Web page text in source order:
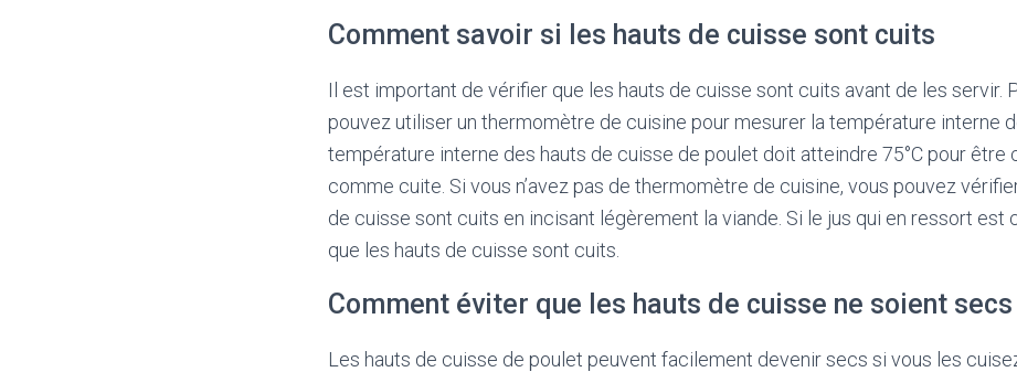
Comment savoir si les hauts de cuisse sont cuits
Il est important de vérifier que les hauts de cuisse sont cuits avant de les servir.
pouvez utiliser un thermomètre de cuisine pour mesurer la température interne
température interne des hauts de cuisse de poulet doit atteindre 75°C pour être
comme cuite. Si vous n’avez pas de thermomètre de cuisine, vous pouvez
de cuisse sont cuits en incisant légèrement la viande. Si le jus qui en ressort est
que les hauts de cuisse sont cuits.
Comment éviter que les hauts de cuisse ne soient secs
Les hauts de cuisse de poulet peuvent facilement devenir secs si vous les